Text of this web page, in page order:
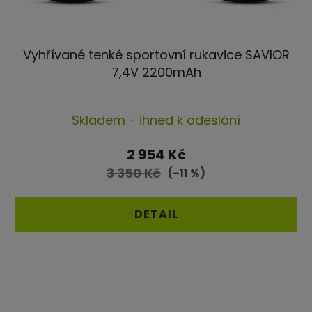
Vyhřívané tenké sportovní rukavice SAVIOR
7,4V 2200mAh
hodnocení
produktu
je
z
5
Skladem - ihned k odeslání
2 954 Kč
3 350 Kč (–11 %)
DETAIL